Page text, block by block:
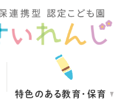
特色のある教育・保育